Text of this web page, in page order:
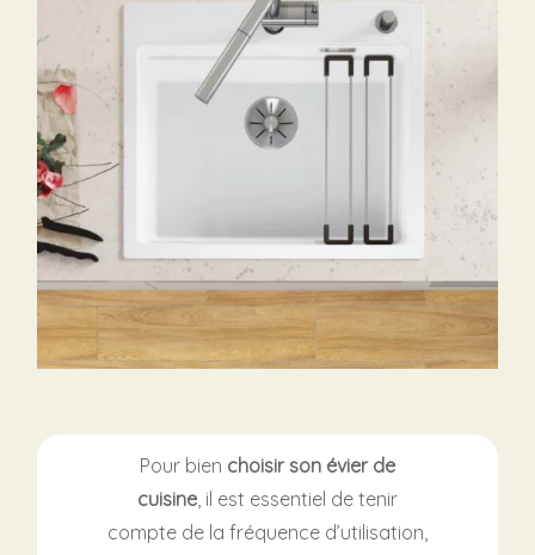
Pour bien choisir son évier de
cuisine, il est essentiel de tenir
compte de la fréquence d’utilisation,